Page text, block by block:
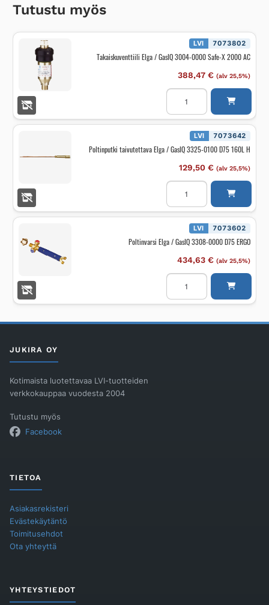
Tutustu myös
LVI 7073802
Takaiskuventtiili Elga / GasIQ 3004-0000 Safe-X 2000 AC
388,47 € (alv 25,5%)
Takaiskuventtiili
GasIQ
3004-
X
LVI 7073642
Poltinputki taivutettava Elga / GasIQ 3325-0100 D75 160L H
129,50 € (alv 25,5%)
Poltinputki
taivutettava
/
GasIQ
3325-
D75
LVI 7073602
Poltinvarsi Elga / GasIQ 3308-0000 D75 ERGO
434,63 € (alv 25,5%)
Poltinvarsi
GasIQ
D75
JUKIRA OY
Kotimaista luotettavaa LVI-tuotteiden
verkkokauppaa vuodesta 2004
Tutustu myös
Facebook
TIETOA
Asiakasrekisteri
Evästekäytäntö
Toimitusehdot
Ota yhteyttä
YHTEYSTIEDOT